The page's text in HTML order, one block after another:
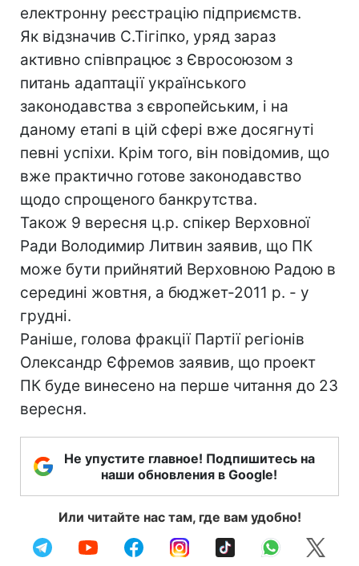
електронну реєстрацію підприємств.
Як відзначив С.Тігіпко, уряд зараз
активно співпрацює з Євросоюзом з
питань адаптації українського
законодавства з європейським, і на
даному етапі в цій сфері вже досягнуті
певні успіхи. Крім того, він повідомив, що
вже практично готове законодавство
щодо спрощеного банкрутства.
Також 9 вересня ц.р. спікер Верховної
Ради Володимир Литвин заявив, що ПК
може бути прийнятий Верховною Радою в
середині жовтня, а бюджет-2011 р. - у
грудні.
Раніше, голова фракції Партії регіонів
Олександр Єфремов заявив, що проект
ПК буде винесено на перше читання до 23
вересня.
Не упустите главное! Подпишитесь на
наши обновления в Google!
Или читайте нас там, где вам удобно!